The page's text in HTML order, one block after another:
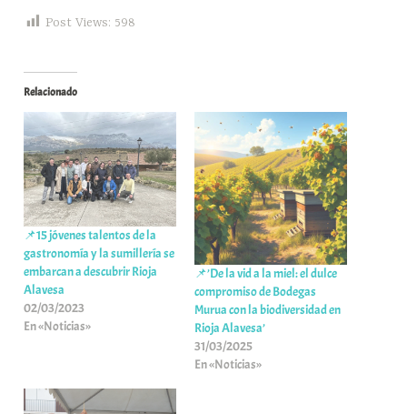
Post Views: 598
Relacionado
📌15 jóvenes talentos de la
gastronomía y la sumillería se
embarcan a descubrir Rioja
Alavesa
02/03/2023
En «Noticias»
📌’De la vid a la miel: el dulce
compromiso de Bodegas
Murua con la biodiversidad en
Rioja Alavesa’
31/03/2025
En «Noticias»